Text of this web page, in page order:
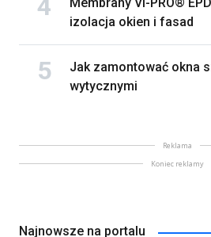
izolacja okien i fasad
Jak zamontować okna
wytycznymi
Reklama
Koniec reklamy
Najnowsze na portalu